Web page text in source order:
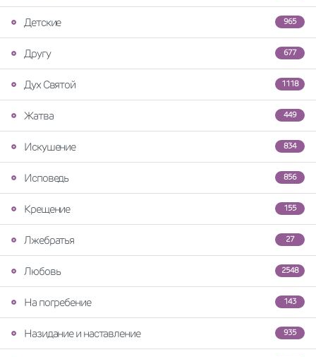
965
Детские
677
Другу
1118
Дух Святой
449
Жатва
834
Искушение
856
Исповедь
155
Крещение
27
Лжебратья
2548
Любовь
143
На погребение
935
Назидание и наставление